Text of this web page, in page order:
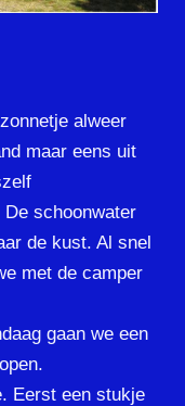
alweer
maar eens uit
schoonwater
de kust. Al snel
met de camper
gaan we een
Eerst een stukje